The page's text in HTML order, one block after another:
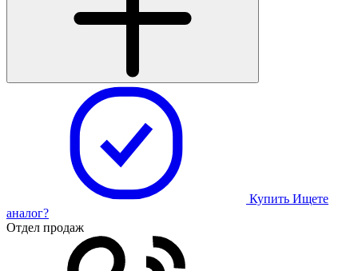
Купить Ищете
аналог?
Отдел продаж